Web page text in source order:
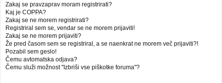
Zakaj se pravzaprav moram registrirati?
Kaj je COPPA?
Zakaj se ne morem registrirati?
Registriral sem se, vendar se ne morem prijaviti!
Zakaj se ne morem prijaviti?
Že pred časom sem se registriral, a se naenkrat ne morem več prijaviti?!
Pozabil sem geslo!
Čemu avtomatska odjava?
Čemu služi možnost "Izbriši vse piškotke foruma"?